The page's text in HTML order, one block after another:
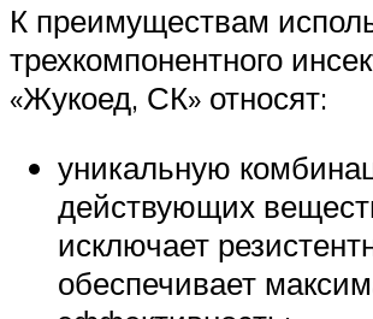
К преимуществам
трехкомпонентного
«Жукоед, СК» относят:
уникальную
действующих
исключает
обеспечивает